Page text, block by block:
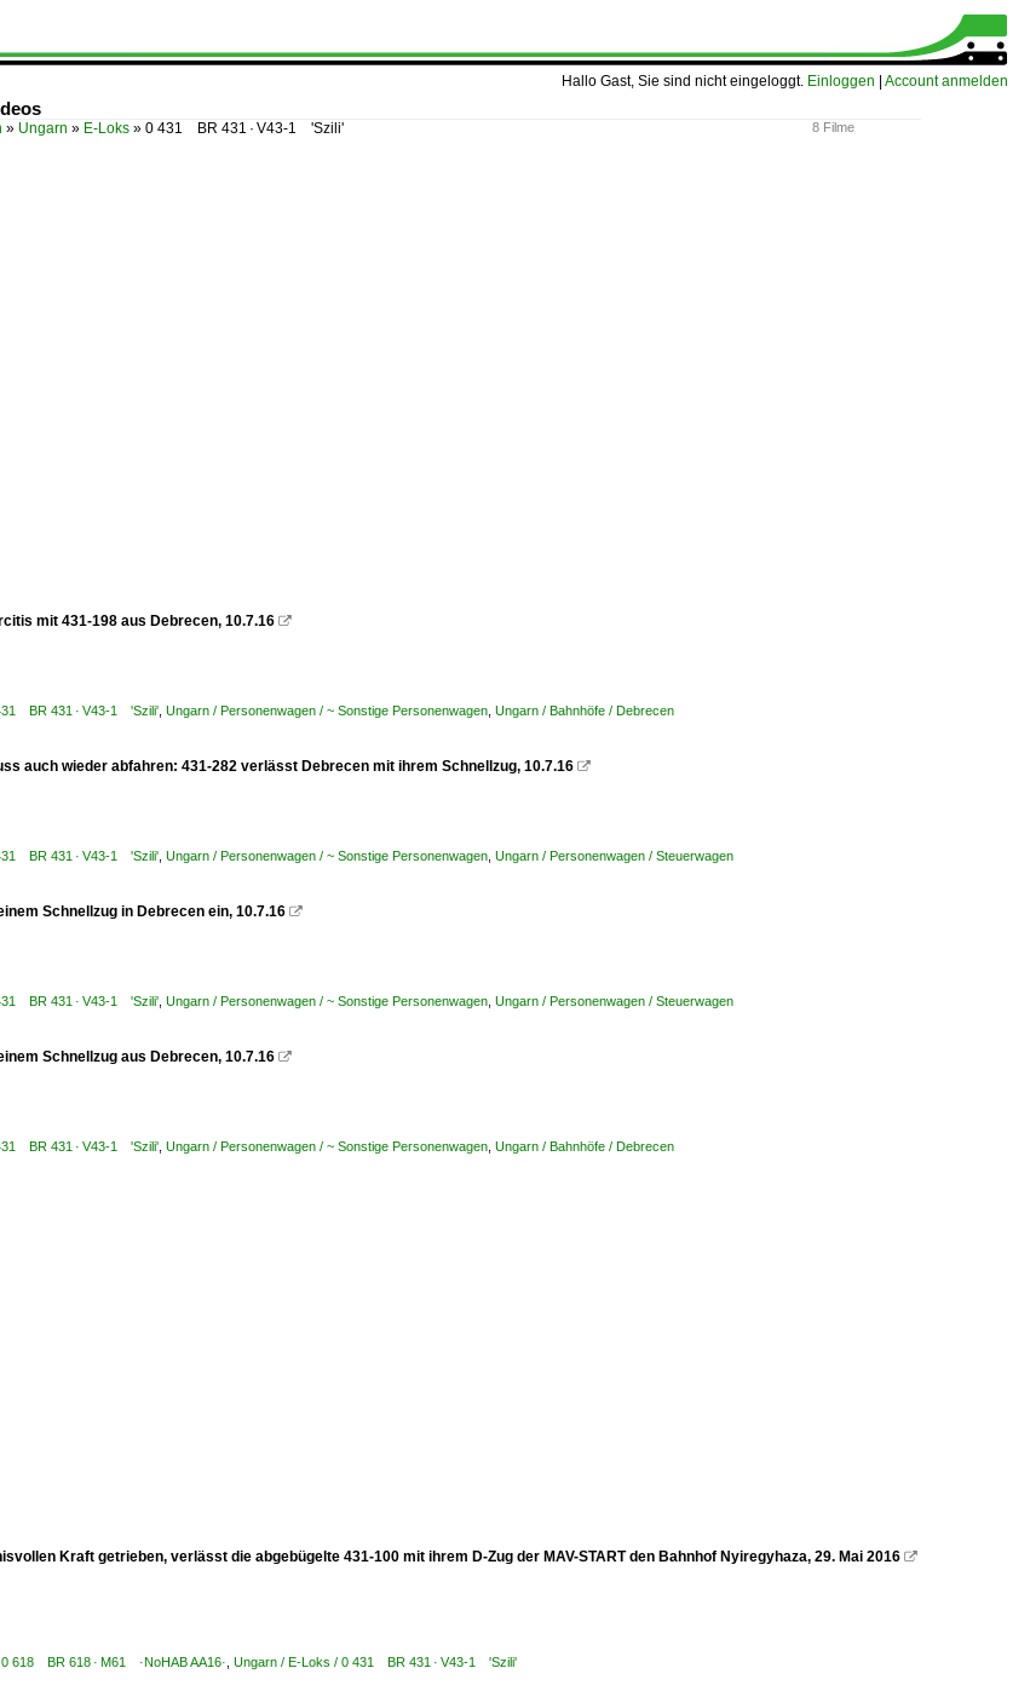
Hallo Gast, Sie sind nicht eingeloggt. Einloggen Account anmelden
8 Filme
» Ungarn » E-Loks » 0 431 BR 431 · V43-1 'Szili'
mit 431-198 aus Debrecen, 10.7.16 
BR 431 · V43-1 'Szili' Ungarn / Personenwagen / ~ Sonstige Personenwagen Ungarn / Bahnhöfe / Debrecen
auch wieder abfahren: 431-282 verlässt Debrecen mit ihrem Schnellzug, 10.7.16 
BR 431 · V43-1 'Szili' Ungarn / Personenwagen / ~ Sonstige Personenwagen Ungarn / Personenwagen / Steuerwagen
Schnellzug in Debrecen ein, 10.7.16 
BR 431 · V43-1 'Szili' Ungarn / Personenwagen / ~ Sonstige Personenwagen Ungarn / Personenwagen / Steuerwagen
Schnellzug aus Debrecen, 10.7.16 
BR 431 · V43-1 'Szili' Ungarn / Personenwagen / ~ Sonstige Personenwagen Ungarn / Bahnhöfe / Debrecen
Kraft getrieben, verlässt die abgebügelte 431-100 mit ihrem D-Zug der MAV-START den Bahnhof Nyiregyhaza, 29. ‎Mai ‎2016 
618 BR 618 · M61 ·NoHAB AA16· Ungarn / E-Loks / 0 431 BR 431 · V43-1 'Szili'